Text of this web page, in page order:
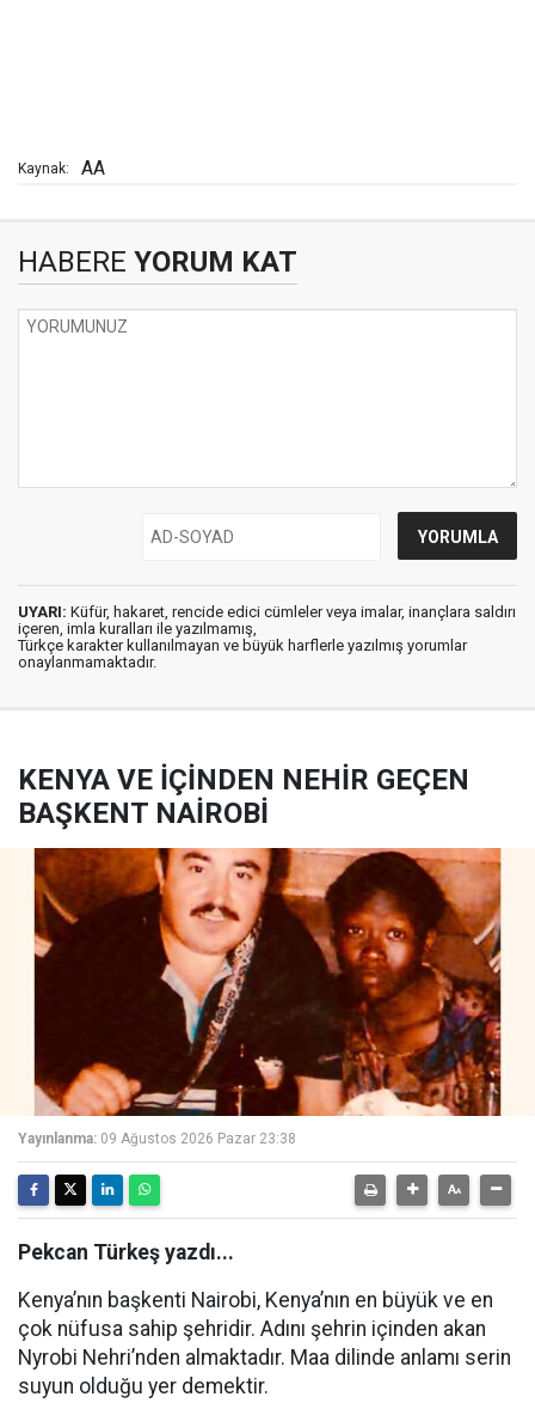
Kaynak: AA
HABERE YORUM KAT
UYARI: Küfür, hakaret, rencide edici cümleler veya imalar, inançlara saldırı
içeren, imla kuralları ile yazılmamış,
Türkçe karakter kullanılmayan ve büyük harflerle yazılmış yorumlar
onaylanmamaktadır.
KENYA VE İÇİNDEN NEHİR GEÇEN
BAŞKENT NAİROBİ
Yayınlanma: 09 Ağustos 2026 Pazar 23:38
Pekcan Türkeş yazdı...
Kenya’nın başkenti Nairobi, Kenya’nın en büyük ve en
çok nüfusa sahip şehridir. Adını şehrin içinden akan
Nyrobi Nehri’nden almaktadır. Maa dilinde anlamı serin
suyun olduğu yer demektir.